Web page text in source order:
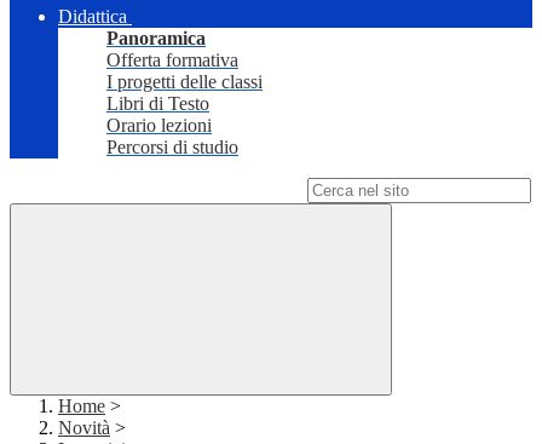
Didattica
Panoramica
Offerta formativa
I progetti delle classi
Libri di Testo
Orario lezioni
Percorsi di studio
Home >
Novità >